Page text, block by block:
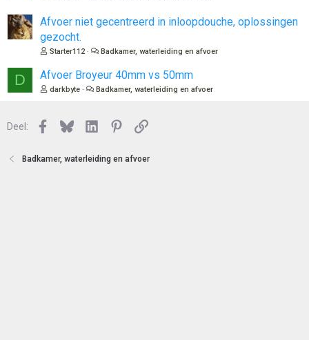
Afvoer niet gecentreerd in inloopdouche, oplossingen
gezocht.
Starter112 Badkamer, waterleiding en afvoer
D Afvoer Broyeur 40mm vs 50mm
darkbyte Badkamer, waterleiding en afvoer
Deel: Facebook
BlueskyLinkedInPinterest
Link
Badkamer, waterleiding en afvoer